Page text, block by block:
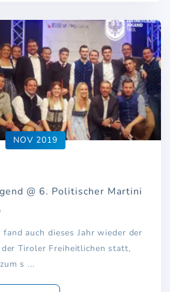
NOV 2019
@ 6. Politischer Martini
auch dieses Jahr wieder der
Tiroler Freiheitlichen statt,
s ...